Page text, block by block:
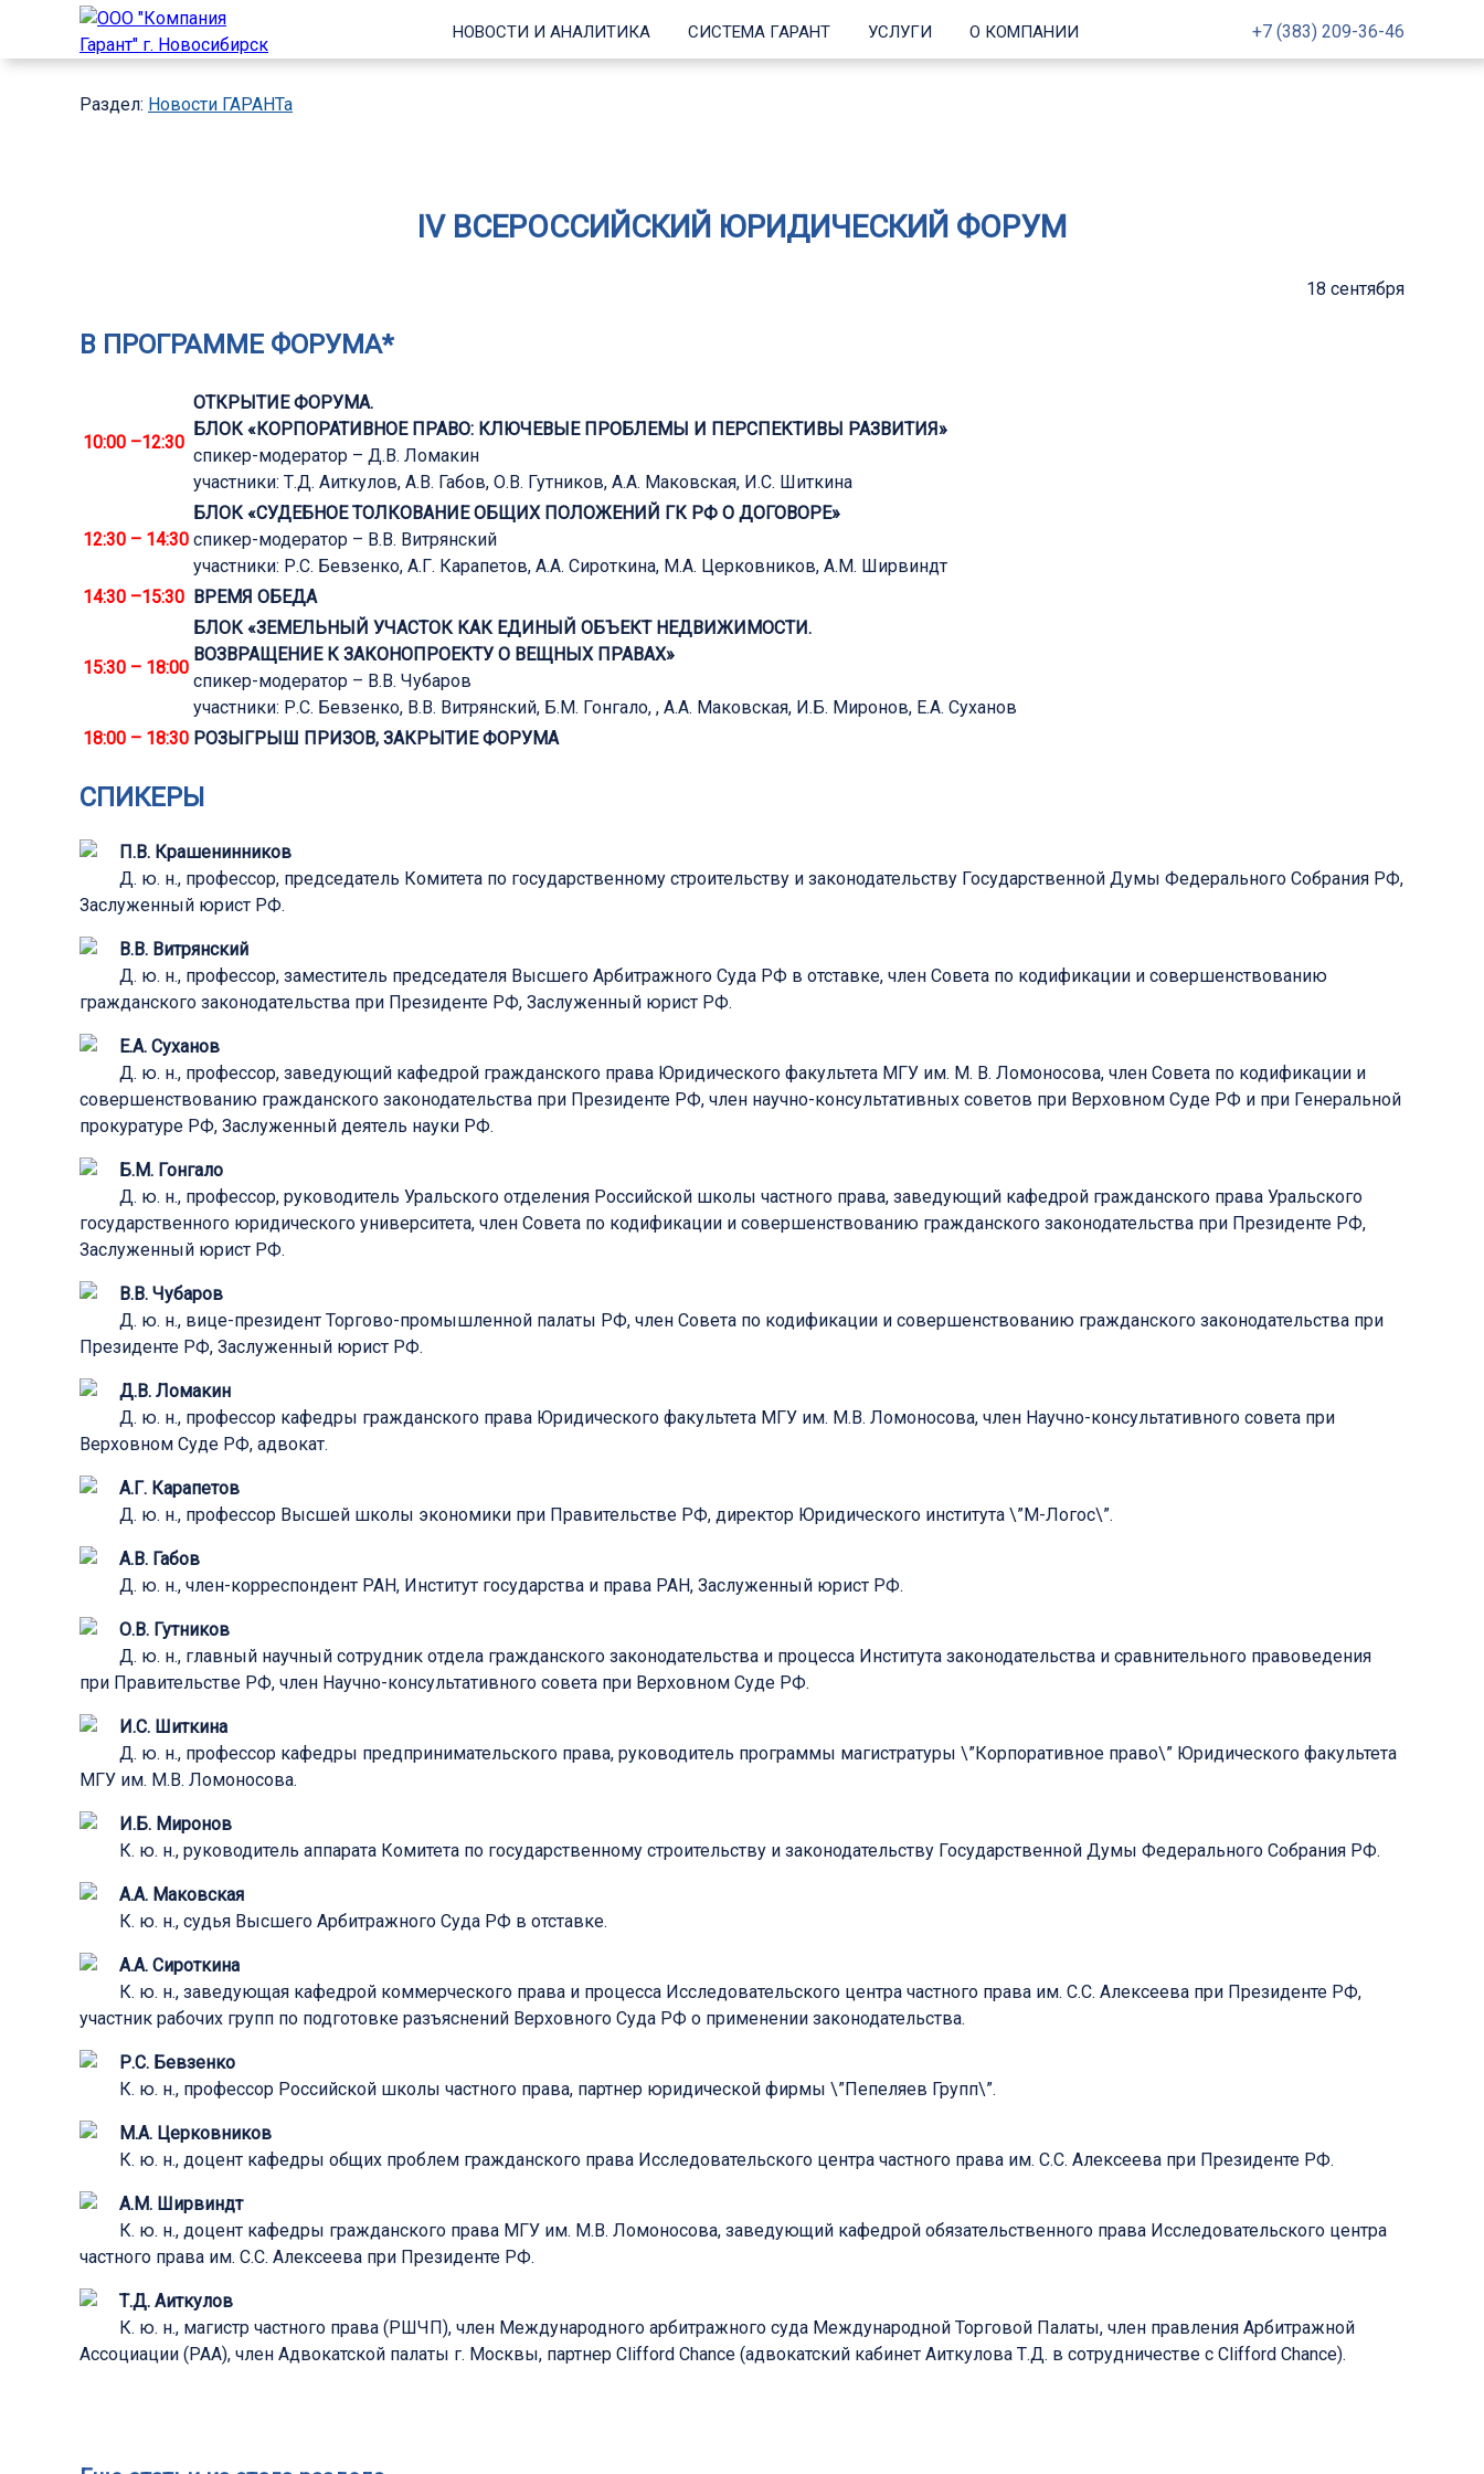
НОВОСТИ И АНАЛИТИКА СИСТЕМА ГАРАНТ УСЛУГИ О КОМПАНИИ +7 (383) 209-36-46
Раздел: Новости ГАРАНТа
IV ВСЕРОССИЙСКИЙ ЮРИДИЧЕСКИЙ ФОРУМ
18 сентября
В ПРОГРАММЕ ФОРУМА*
10:00 –12:30
ОТКРЫТИЕ ФОРУМА.
БЛОК «КОРПОРАТИВНОЕ ПРАВО: КЛЮЧЕВЫЕ ПРОБЛЕМЫ И ПЕРСПЕКТИВЫ РАЗВИТИЯ»
спикер-модератор – Д.В. Ломакин
участники: Т.Д. Аиткулов, А.В. Габов, О.В. Гутников, А.А. Маковская, И.С. Шиткина
12:30 – 14:30
БЛОК «СУДЕБНОЕ ТОЛКОВАНИЕ ОБЩИХ ПОЛОЖЕНИЙ ГК РФ О ДОГОВОРЕ»
спикер-модератор – В.В. Витрянский
участники: Р.С. Бевзенко, А.Г. Карапетов, А.А. Сироткина, М.А. Церковников, А.М. Ширвиндт
14:30 –15:30 ВРЕМЯ ОБЕДА
15:30 – 18:00
БЛОК «ЗЕМЕЛЬНЫЙ УЧАСТОК КАК ЕДИНЫЙ ОБЪЕКТ НЕДВИЖИМОСТИ.
ВОЗВРАЩЕНИЕ К ЗАКОНОПРОЕКТУ О ВЕЩНЫХ ПРАВАХ»
спикер-модератор – В.В. Чубаров
участники: Р.С. Бевзенко, В.В. Витрянский, Б.М. Гонгало, , А.А. Маковская, И.Б. Миронов, Е.А. Суханов
18:00 – 18:30 РОЗЫГРЫШ ПРИЗОВ, ЗАКРЫТИЕ ФОРУМА
СПИКЕРЫ
П.В. Крашенинников
Д. ю. н., профессор, председатель Комитета по государственному строительству и законодательству Государственной Думы Федерального Собрания РФ,
Заслуженный юрист РФ.
В.В. Витрянский
Д. ю. н., профессор, заместитель председателя Высшего Арбитражного Суда РФ в отставке, член Совета по кодификации и совершенствованию
гражданского законодательства при Президенте РФ, Заслуженный юрист РФ.
Е.А. Суханов
Д. ю. н., профессор, заведующий кафедрой гражданского права Юридического факультета МГУ им. М. В. Ломоносова, член Совета по кодификации и
совершенствованию гражданского законодательства при Президенте РФ, член научно-консультативных советов при Верховном Суде РФ и при Генеральной
прокуратуре РФ, Заслуженный деятель науки РФ.
Б.М. Гонгало
Д. ю. н., профессор, руководитель Уральского отделения Российской школы частного права, заведующий кафедрой гражданского права Уральского
государственного юридического университета, член Совета по кодификации и совершенствованию гражданского законодательства при Президенте РФ,
Заслуженный юрист РФ.
В.В. Чубаров
Д. ю. н., вице-президент Торгово-промышленной палаты РФ, член Совета по кодификации и совершенствованию гражданского законодательства при
Президенте РФ, Заслуженный юрист РФ.
Д.В. Ломакин
Д. ю. н., профессор кафедры гражданского права Юридического факультета МГУ им. М.В. Ломоносова, член Научно-консультативного совета при
Верховном Суде РФ, адвокат.
А.Г. Карапетов
Д. ю. н., профессор Высшей школы экономики при Правительстве РФ, директор Юридического института \”М-Логос\”.
А.В. Габов
Д. ю. н., член-корреспондент РАН, Институт государства и права РАН, Заслуженный юрист РФ.
О.В. Гутников
Д. ю. н., главный научный сотрудник отдела гражданского законодательства и процесса Института законодательства и сравнительного правоведения
при Правительстве РФ, член Научно-консультативного совета при Верховном Суде РФ.
И.С. Шиткина
Д. ю. н., профессор кафедры предпринимательского права, руководитель программы магистратуры \”Корпоративное право\” Юридического факультета
МГУ им. М.В. Ломоносова.
И.Б. Миронов
К. ю. н., руководитель аппарата Комитета по государственному строительству и законодательству Государственной Думы Федерального Собрания РФ.
А.А. Маковская
К. ю. н., судья Высшего Арбитражного Суда РФ в отставке.
А.А. Сироткина
К. ю. н., заведующая кафедрой коммерческого права и процесса Исследовательского центра частного права им. С.С. Алексеева при Президенте РФ,
участник рабочих групп по подготовке разъяснений Верховного Суда РФ о применении законодательства.
Р.С. Бевзенко
К. ю. н., профессор Российской школы частного права, партнер юридической фирмы \”Пепеляев Групп\”.
М.А. Церковников
К. ю. н., доцент кафедры общих проблем гражданского права Исследовательского центра частного права им. С.С. Алексеева при Президенте РФ.
А.М. Ширвиндт
К. ю. н., доцент кафедры гражданского права МГУ им. М.В. Ломоносова, заведующий кафедрой обязательственного права Исследовательского центра
частного права им. С.С. Алексеева при Президенте РФ.
Т.Д. Аиткулов
К. ю. н., магистр частного права (РШЧП), член Международного арбитражного суда Международной Торговой Палаты, член правления Арбитражной
Ассоциации (РАА), член Адвокатской палаты г. Москвы, партнер Clifford Chance (адвокатский кабинет Аиткулова Т.Д. в сотрудничестве с Clifford Chance).